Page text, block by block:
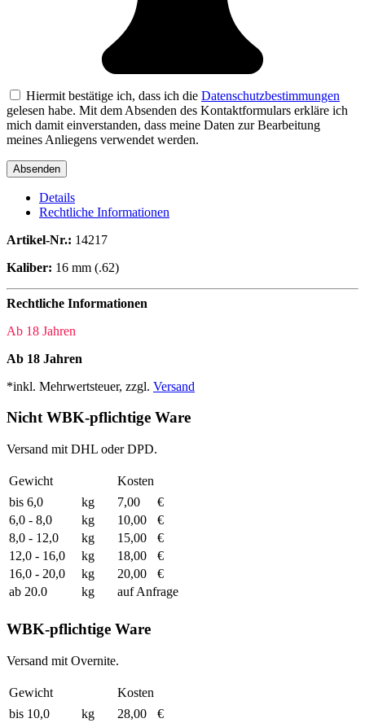
Hiermit bestätige ich, dass ich die Datenschutzbestimmungen
gelesen habe. Mit dem Absenden des Kontaktformulars erkläre ich
mich damit einverstanden, dass meine Daten zur Bearbeitung
meines Anliegens verwendet werden.
Details
Rechtliche Informationen
Artikel-Nr.: 14217
Kaliber: 16 mm (.62)
Rechtliche Informationen
Ab 18 Jahren
Ab 18 Jahren
*inkl. Mehrwertsteuer, zzgl. Versand
Nicht WBK-pflichtige Ware
Versand mit DHL oder DPD.
Gewicht
Kosten
bis 6,0
kg 7,00
€
6,0 - 8,0
kg 10,00
€
8,0 - 12,0
kg 15,00
€
12,0 - 16,0
kg 18,00
€
16,0 - 20,0
kg 20,00
€
ab 20.0
kg auf Anfrage
WBK-pflichtige Ware
Versand mit Overnite.
Gewicht
Kosten
bis 10,0
kg 28,00
€